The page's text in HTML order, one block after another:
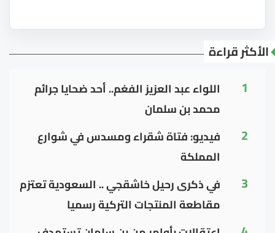
الأكثر قراءة
1
اللواء عبد العزيز الفغم.. أحد ضحايا جرائم
محمد بن سلمان
2
فيديو: فتاة شقراء ومسدس في شوارع
المملكة
3
في ذكرى رحيل خاشقجي .. السعودية تعتزم
مقاطعة المنتجات التركية رسميا